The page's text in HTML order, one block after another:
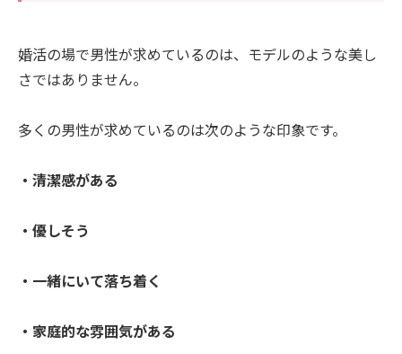
婚活の場で男性が求めているのは、モデルのような美し
さではありません。
多くの男性が求めているのは次のような印象です。
・清潔感がある
・優しそう
・一緒にいて落ち着く
・家庭的な雰囲気がある